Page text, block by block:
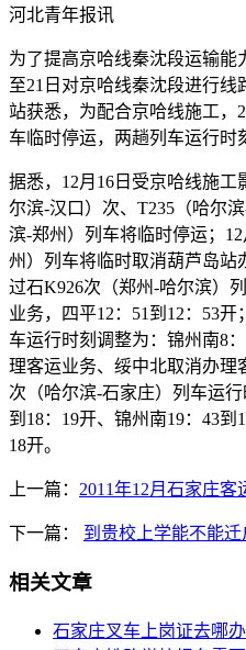
河北青年报讯
为了提高京哈线秦沈段运输能
至21日对京哈线秦沈段进行
站获悉，为配合京哈线施工，
车临时停运，两趟列车运行时
据悉，12月16日受京哈线施工
尔滨-汉口）次、T235（哈尔
滨-郑州）列车将临时停运；
州）列车将临时取消葫芦岛站
过石K926次（郑州-哈尔滨）
业务，四平12：51到12：53开
车运行时刻调整为：锦州南8
理客运业务、绥中北取消办理
次（哈尔滨-石家庄）列车运
到18：19开、锦州南19：43到
18开。
上一篇： 2011年12月石家庄
下一篇： 到贵校上学能不能迁
相关文章
石家庄叉车上岗证去哪